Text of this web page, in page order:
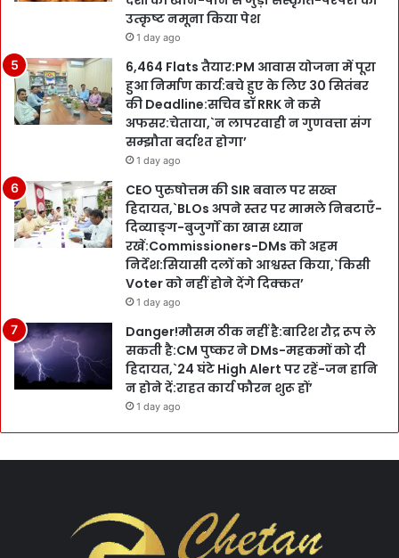
उत्कृष्ट नमूना किया पेश
1 day ago
6,464 Flats तैयार:PM आवास योजना में पूरा
हुआ निर्माण कार्य:बचे हुए के लिए 30 सितंबर
की Deadline:सचिव डॉ RRK ने कसे
अफसर:चेताया,`न लापरवाही न गुणवत्ता संग
सम्झौता बर्दाश्त होगा’
1 day ago
CEO पुरुषोत्तम की SIR बवाल पर सख्त
हिदायत,`BLOs अपने स्तर पर मामले निबटाएँ-
दिव्याङ्ग-बुजुर्गों का खास ध्यान
रखें:Commissioners-DMs को अहम
निर्देश:सियासी दलों को आश्वस्त किया,`किसी
Voter को नहीं होने देंगे दिक्कत’
1 day ago
Danger!मौसम ठीक नहीं है:बारिश रौद्र रूप ले
सकती है:CM पुष्कर ने DMs-महकमों को दी
हिदायत,`24 घंटे High Alert पर रहें-जन हानि
न होने दें:राहत कार्य फौरन शुरू हों’
1 day ago